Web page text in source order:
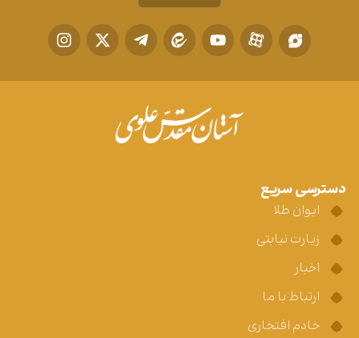
دسترسی سریع
ایوان طلا
زیارت نیابتی
اخبار
ارتباط با ما
خادم افتخاری